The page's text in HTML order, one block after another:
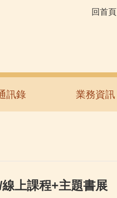
回首頁
訊錄 業務資訊
上課程+主題書展